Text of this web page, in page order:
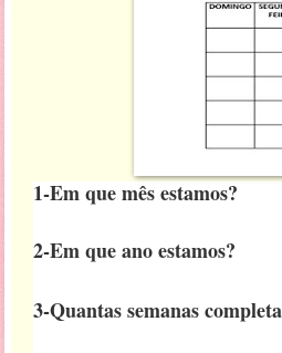
1-Em que mês estamos?
2-Em que ano estamos?
3-Quantas semanas